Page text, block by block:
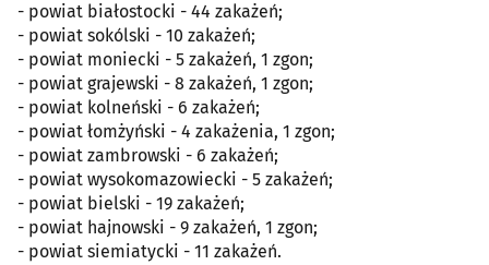
- powiat białostocki - 44 zakażeń;
- powiat sokólski - 10 zakażeń;
- powiat moniecki - 5 zakażeń, 1 zgon;
- powiat grajewski - 8 zakażeń, 1 zgon;
- powiat kolneński - 6 zakażeń;
- powiat łomżyński - 4 zakażenia, 1 zgon;
- powiat zambrowski - 6 zakażeń;
- powiat wysokomazowiecki - 5 zakażeń;
- powiat bielski - 19 zakażeń;
- powiat hajnowski - 9 zakażeń, 1 zgon;
- powiat siemiatycki - 11 zakażeń.